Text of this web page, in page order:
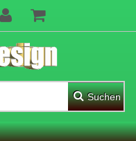
Suchen